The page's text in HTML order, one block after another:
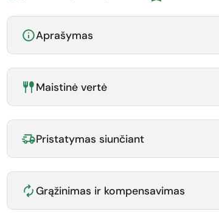
Aprašymas
Maistinė vertė
Pristatymas siunčiant
Grąžinimas ir kompensavimas